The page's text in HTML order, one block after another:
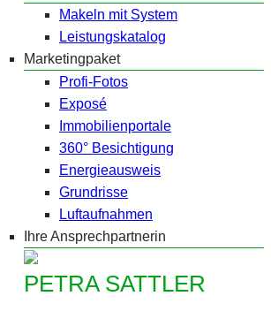
Makeln mit System
Leistungskatalog
Marketingpaket
Profi-Fotos
Exposé
Immobilienportale
360° Besichtigung
Energieausweis
Grundrisse
Luftaufnahmen
Ihre Ansprechpartnerin
PETRA SATTLER